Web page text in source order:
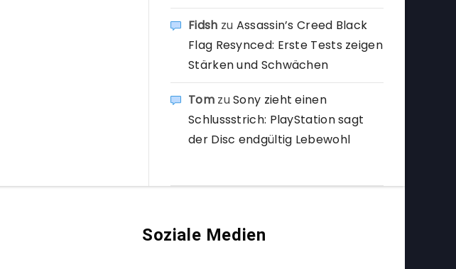
Fidsh zu Assassin’s Creed Black
Flag Resynced: Erste Tests zeigen
Stärken und Schwächen
TomzuSony zieht einen
Schlussstrich: PlayStation sagt
der Disc endgültig Lebewohl
Soziale Medien